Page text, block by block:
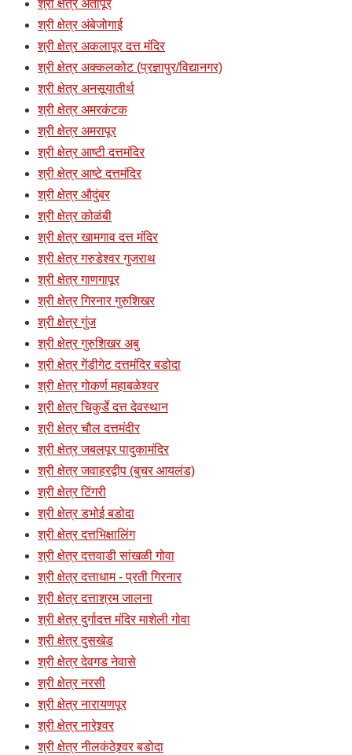
श्री क्षेत्र अंतापूर
श्री क्षेत्र अंबेजोगाई
श्री क्षेत्र अकलापूर दत्त मंदिर
श्री क्षेत्र अक्कलकोट (प्रज्ञापुर/विद्यानगर)
श्री क्षेत्र अनसूयातीर्थ
श्री क्षेत्र अमरकंटक
श्री क्षेत्र अमरापूर
श्री क्षेत्र आष्टी दत्तमंदिर
श्री क्षेत्र आष्टे दत्तमंदिर
श्री क्षेत्र औदुंबर
श्री क्षेत्र कोळंबी
श्री क्षेत्र खामगाव दत्त मंदिर
श्री क्षेत्र गरुडेश्वर गुजराथ
श्री क्षेत्र गाणगापूर
श्री क्षेत्र गिरनार गुरुशिखर
श्री क्षेत्र गुंज
श्री क्षेत्र गुरुशिखर अबु
श्री क्षेत्र गेंडीगेट दत्तमंदिर बडोदा
श्री क्षेत्र गोकर्ण महाबळेश्वर
श्री क्षेत्र चिकुर्डे दत्त देवस्थान
श्री क्षेत्र चौल दत्तमंदीर
श्री क्षेत्र जबलपूर पादुकामंदिर
श्री क्षेत्र जवाहरद्वीप (बुचर आयलंड)
श्री क्षेत्र टिंगरी
श्री क्षेत्र डभोई बडोदा
श्री क्षेत्र दत्तभिक्षालिंग
श्री क्षेत्र दत्तवाडी सांखळी गोवा
श्री क्षेत्र दत्ताधाम - प्रती गिरनार
श्री क्षेत्र दत्ताश्रम जालना
श्री क्षेत्र दुर्गादत्त मंदिर माशेली गोवा
श्री क्षेत्र दुसखेड
श्री क्षेत्र देवगड नेवासे
श्री क्षेत्र नरसी
श्री क्षेत्र नारायणपूर
श्री क्षेत्र नारेश्र्वर
श्री क्षेत्र नीलकंठेश्र्वर बडोदा